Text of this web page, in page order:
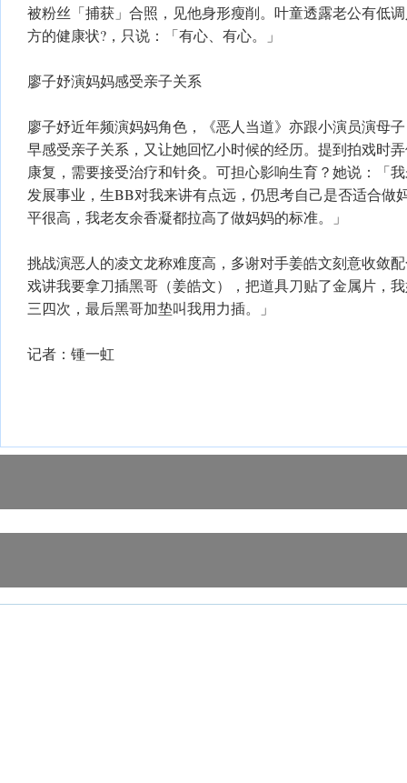
被粉丝「捕获」合照，见他身形瘦削。叶童透露老公有低
方的健康状?，只说：「有心、有心。」
廖子妤演妈妈感受亲子关系
廖子妤近年频演妈妈角色，《恶人当道》亦跟小演员演母
早感受亲子关系，又让她回忆小时候的经历。提到拍戏时
康复，需要接受治疗和针灸。可担心影响生育？她说：「
发展事业，生BB对我来讲有点远，仍思考自己是否适合做
平很高，我老友余香凝都拉高了做妈妈的标准。」
挑战演恶人的凌文龙称难度高，多谢对手姜皓文刻意收敛
戏讲我要拿刀插黑哥（姜皓文），把道具刀贴了金属片，
三四次，最后黑哥加垫叫我用力插。」
记者：锺一虹